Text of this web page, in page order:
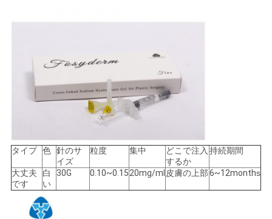
タイプ 色 針のサ
イズ
粒度 集中
どこで注入
するか
持続期間
大丈夫
です
白
い
30G 0.10~0.1520mg/ml 皮膚の上部6~12months